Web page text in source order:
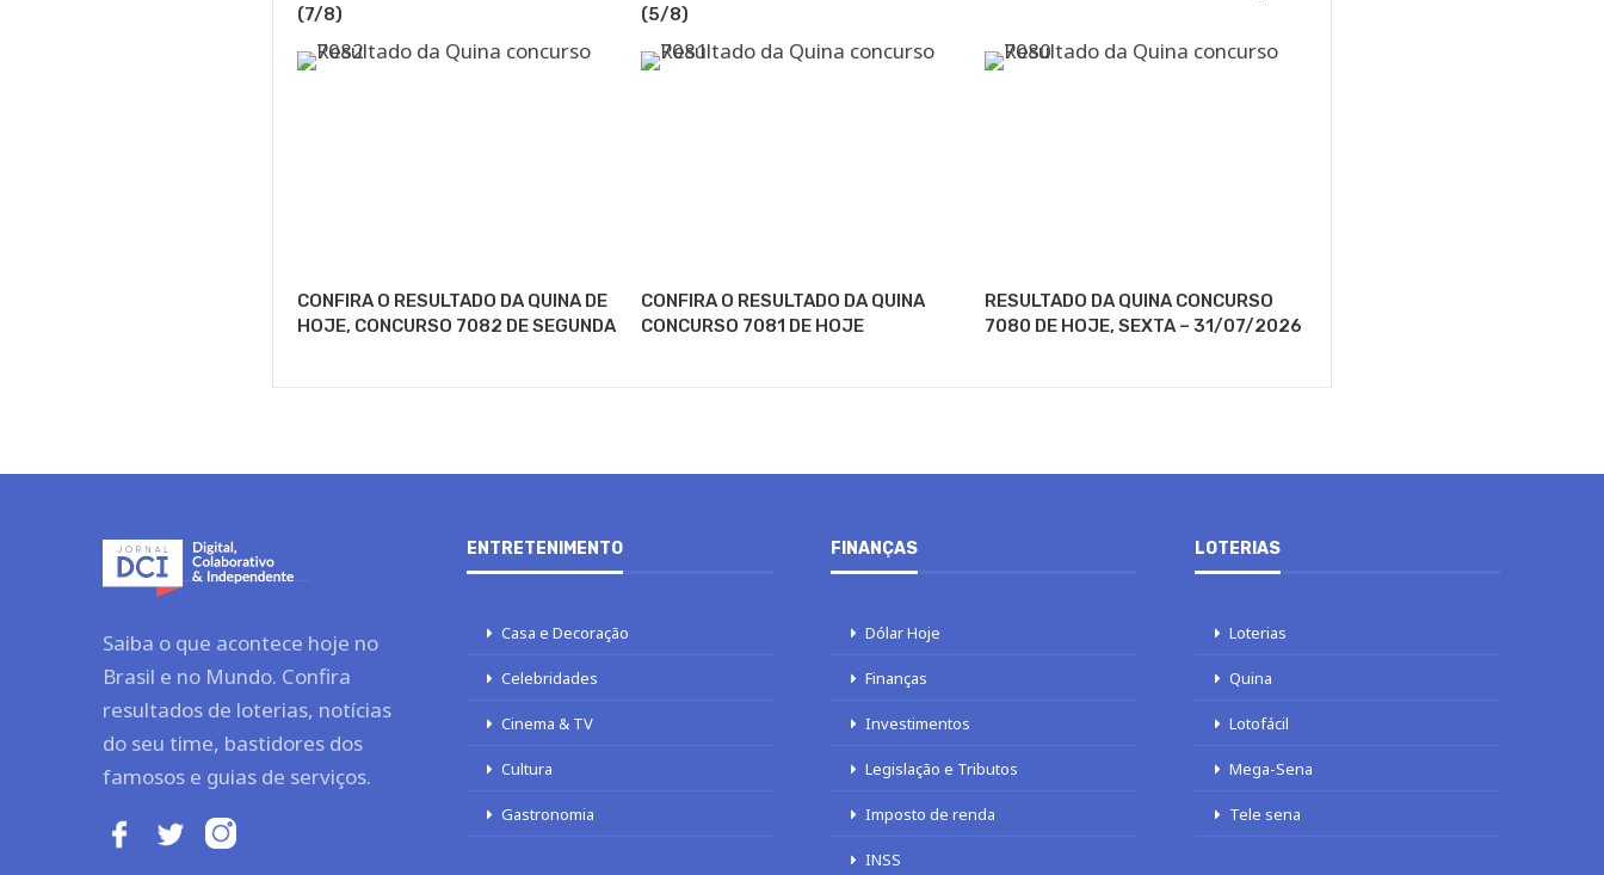
(7/8)
(5/8)
CONFIRA O RESULTADO DA QUINA DE
HOJE, CONCURSO 7082 DE SEGUNDA
CONFIRA O RESULTADO DA QUINA
CONCURSO 7081 DE HOJE
RESULTADO DA QUINA CONCURSO
7080 DE HOJE, SEXTA – 31/07/2026
Saiba o que acontece hoje no
Brasil e no Mundo. Confira
resultados de loterias, notícias
do seu time, bastidores dos
famosos e guias de serviços.
ENTRETENIMENTO
Casa e Decoração
Celebridades
Cinema & TV
Cultura
Gastronomia
FINANÇAS
Dólar Hoje
Finanças
Investimentos
Legislação e Tributos
Imposto de renda
INSS
LOTERIAS
Loterias
Quina
Lotofácil
Mega-Sena
Tele sena